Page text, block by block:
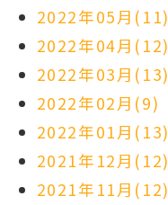
2022年05月(11)
2022年04月(12)
2022年03月(13)
2022年02月(9)
2022年01月(13)
2021年12月(12)
2021年11月(12)